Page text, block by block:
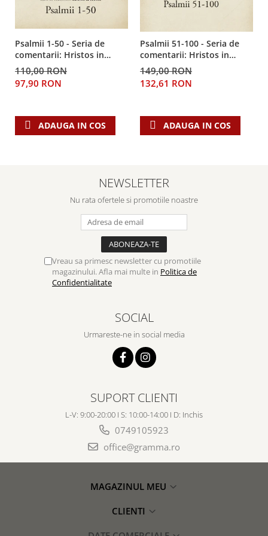
Despre afaceri
Mediu
Sanatate / nutritie
Psalmii 1-50 - Seria de
comentarii: Hristos in
centru
110,00 RON
97,90 RON
ADAUGA IN COS
Psalmii 51-100 - Seria de
comentarii: Hristos in
centru
149,00 RON
132,61 RON
ADAUGA IN COS
NEWSLETTER
Nu rata ofertele si promotiile noastre
Vreau sa primesc newsletter cu promotiile
magazinului. Afla mai multe in Politica de
Confidentialitate
SOCIAL
Urmareste-ne in social media
SUPORT CLIENTI
L-V: 9:00-20:00 I S: 10:00-14:00 I D: Inchis
0749105923
office@gramma.ro
MAGAZINUL MEU
CLIENTI